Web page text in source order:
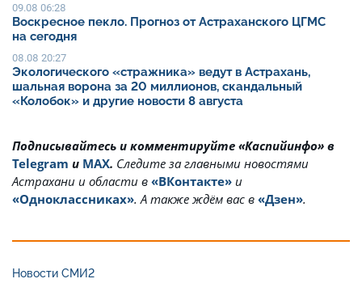
09.08 06:28
Воскресное пекло. Прогноз от Астраханского ЦГМС
на сегодня
08.08 20:27
Экологического «стражника» ведут в Астрахань,
шальная ворона за 20 миллионов, скандальный
«Колобок» и другие новости 8 августа
Подписывайтесь и комментируйте «Каспийинфо» в
Telegram и MAX. Cледите за главными новостями
Астрахани и области в «ВКонтакте» и
«Одноклассниках». А также ждём вас в «Дзен».
Новости СМИ2